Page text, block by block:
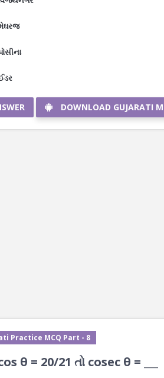
DOWNLOAD GUJARATI
Practice MCQ Part - 8
θ = 20/21 તો cosec θ = ___